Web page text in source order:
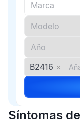
B2416 ×
Síntomas